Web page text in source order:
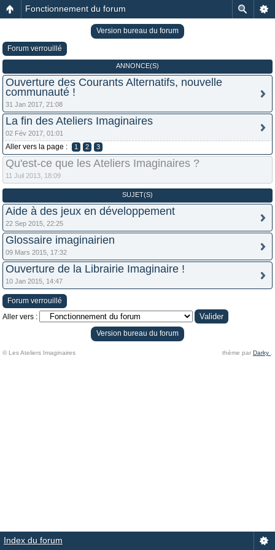
Fonctionnement du forum
Version bureau du forum
Forum verrouillé
ANNONCE(S)
Ouverture des Courants Alternatifs, nouvelle
communauté !
31 Jan 2017, 21:08
La fin des Ateliers Imaginaires
02 Fév 2017, 01:01
Aller vers la page : 1 2 3
Qu'est-ce que les Ateliers Imaginaires ?
11 Juil 2013, 18:09
SUJET(S)
Aide à des jeux en développement
22 Sep 2015, 22:25
Glossaire imaginairien
09 Mars 2015, 17:32
Ouverture de la Librairie Imaginaire !
10 Jan 2015, 14:47
Forum verrouillé
Aller vers :
Version bureau du forum
© Les Ateliers Imaginaires thème par Darky
Index du forum